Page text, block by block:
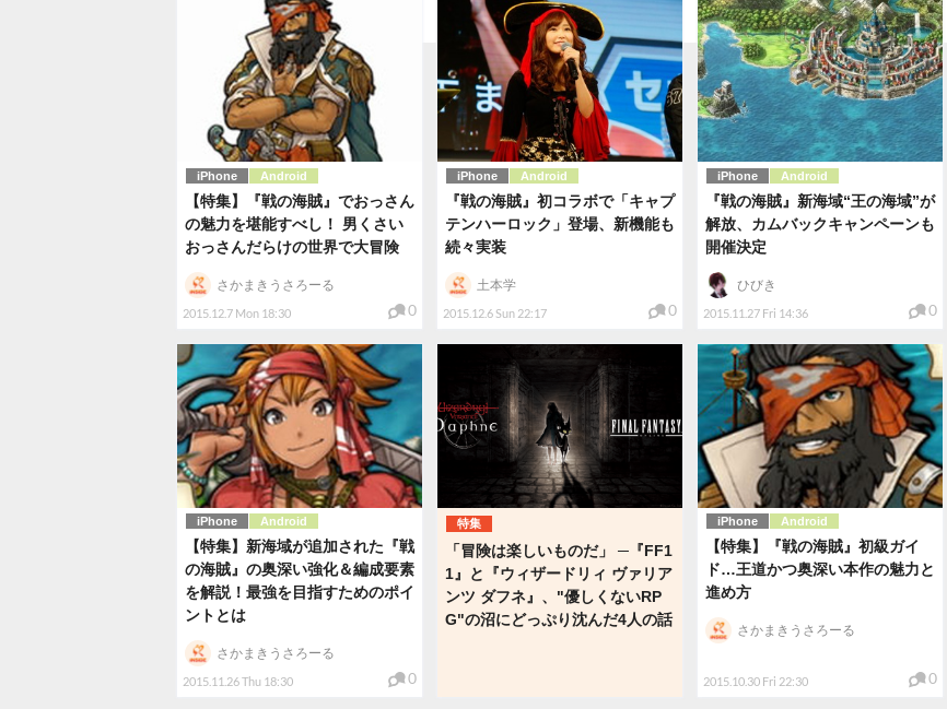
iPhone Android
【特集】『戦の海賊』でおっさん
の魅力を堪能すべし！ 男くさい
おっさんだらけの世界で大冒険
2015.12.7 Mon 18:30
さかまきうさろーる
0
iPhone Android
『戦の海賊』初コラボで「キャプ
テンハーロック」登場、新機能も
続々実装
2015.12.6 Sun 22:17
土本学
0
iPhone Android
『戦の海賊』新海域“王の海域”が
解放、カムバックキャンペーンも
開催決定
2015.11.27 Fri 14:36
ひびき
0
iPhone Android
【特集】新海域が追加された『戦
の海賊』の奥深い強化＆編成要素
を解説！最強を目指すためのポイ
ントとは
2015.11.26 Thu 18:30
さかまきうさろーる
0
特集
「冒険は楽しいものだ」 ─『FF1
1』と『ウィザードリィ ヴァリア
ンツ ダフネ』、"優しくないRP
G"の沼にどっぷり沈んだ4人の話
iPhone Android
【特集】『戦の海賊』初級ガイ
ド…王道かつ奥深い本作の魅力と
進め方
2015.10.30 Fri 22:30
さかまきうさろーる
0